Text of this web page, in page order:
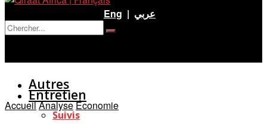
Entretien
Autres
Suivis
Entretien
Eng | عربي
AccueilAnalyseÉconomie